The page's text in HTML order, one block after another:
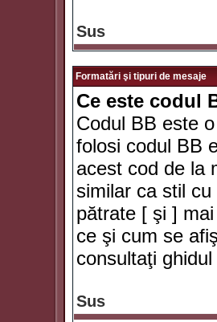
Sus
Formatări şi tipuri de mesaje
Ce este codul
Codul BB este
folosi codul BB
acest cod de la
similar ca stil
pătrate [ şi ]
ce şi cum se
consultaţi
Sus